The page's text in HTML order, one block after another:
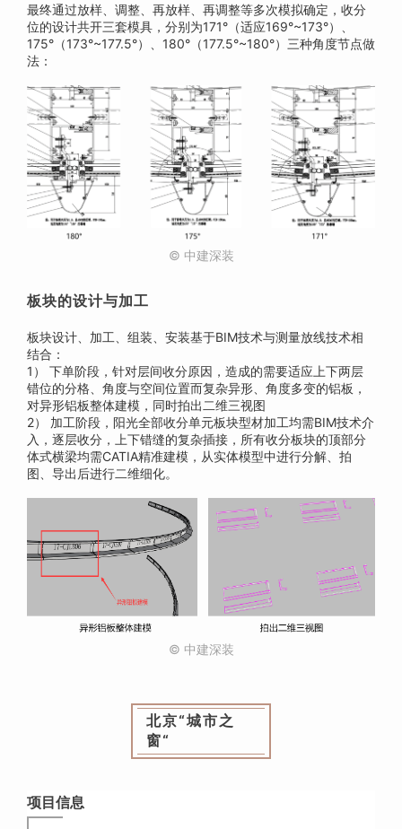
最终通过放样、调整、再放样、再调整等多次模拟确定，收分
位的设计共开三套模具，分别为171°（适应169°~173°）、
175°（173°~177.5°）、180°（177.5°~180°）三种角度节点做
法：
© 中建深装
板块的设计与加工
板块设计、加工、组装、安装基于BIM技术与测量放线技术相
结合：
1） 下单阶段，针对层间收分原因，造成的需要适应上下两层
错位的分格、角度与空间位置而复杂异形、角度多变的铝板，
对异形铝板整体建模，同时拍出二维三视图
2） 加工阶段，阳光全部收分单元板块型材加工均需BIM技术介
入，逐层收分，上下错缝的复杂插接，所有收分板块的顶部分
体式横梁均需CATIA精准建模，从实体模型中进行分解、拍
图、导出后进行二维细化。
© 中建深装
北京“城市之
窗“
项目信息